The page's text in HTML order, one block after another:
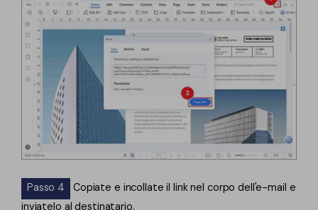
Passo 4
Copiate e incollate il link nel corpo dell'e-mail e
inviatelo al destinatario.